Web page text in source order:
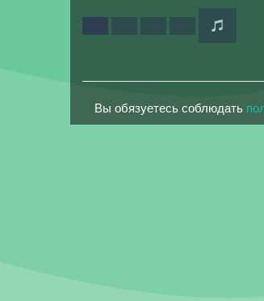
Вы обязуетесь соблюдать